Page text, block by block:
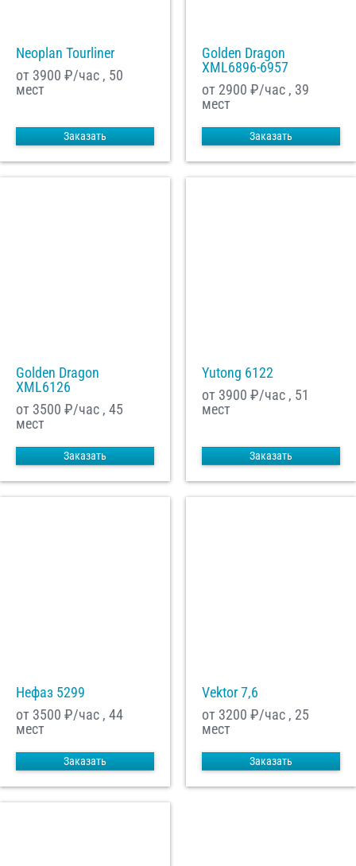
Neoplan Tourliner
от 3900 ₽/час , 50
мест
Заказать
Golden Dragon
XML6896-6957
от 2900 ₽/час , 39
мест
Заказать
Golden Dragon
XML6126
от 3500 ₽/час , 45
мест
Заказать
Yutong 6122
от 3900 ₽/час , 51
мест
Заказать
Нефаз 5299
от 3500 ₽/час , 44
мест
Заказать
Vektor 7,6
от 3200 ₽/час , 25
мест
Заказать